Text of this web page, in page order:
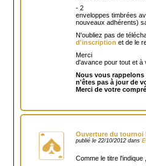
- 2
enveloppes timbrées
nouveaux adhérents)
N'oubliez pas de
d'inscription et de le
Merci
d'avance pour tout et à
Nous vous rappelons
n'êtes pas à jour de
Merci de votre
Ouverture du tournoi
publié le 22/10/2012 dans
Comme le titre